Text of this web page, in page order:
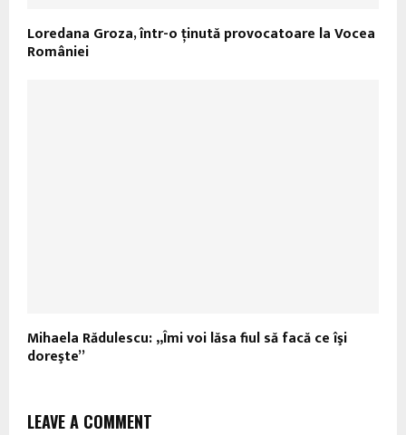
Loredana Groza, într-o ținută provocatoare la Vocea
României
Mihaela Rădulescu: „Îmi voi lăsa fiul să facă ce îşi
doreşte”
LEAVE A COMMENT